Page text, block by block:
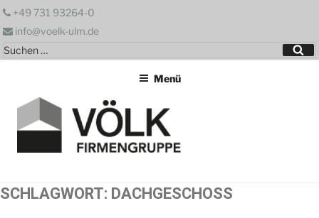
Zum
springen
+49 731 93264-0
info@voelk-ulm.de
Suchen
nach:
Menü
SCHLAGWORT: DACHGESCHOSS